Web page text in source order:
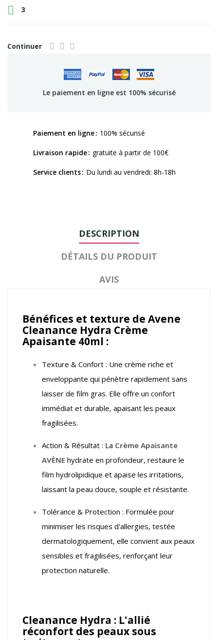
 3
Continuer
Le paiement en ligne est 100% sécurisé
Paiement en ligne 100% sécurisé
Livraison rapide gratuite à partir de 100€
Service clients Du lundi au vendredi: 8h-18h
DESCRIPTION
DÉTAILS DU PRODUIT
AVIS
Bénéfices et texture de Avene
Cleanance Hydra Crème
Apaisante 40ml :
Texture & Confort : Une crème riche et
enveloppante qui pénètre rapidement sans
laisser de film gras. Elle offre un confort
immédiat et durable, apaisant les peaux
fragilisées.
Action & Résultat : La Crème Apaisante
AVÈNE hydrate en profondeur, restaure le
film hydrolipidique et apaise les irritations,
laissant la peau douce, souple et résistante.
Tolérance & Protection : Formulée pour
minimiser les risques d'allergies, testée
dermatologiquement, elle convient aux peaux
sensibles et fragilisées, renforçant leur
protection naturelle.
Cleanance Hydra : L'allié
réconfort des peaux sous